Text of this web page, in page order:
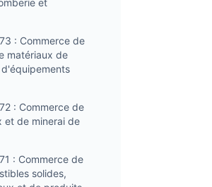
et
: Commerce de
matériaux de
: Commerce de
et de minerai de
: Commerce de
solides,